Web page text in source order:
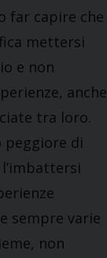
far capire che
mettersi
e non
anche
tra loro.
peggiore di
sempre varie
non